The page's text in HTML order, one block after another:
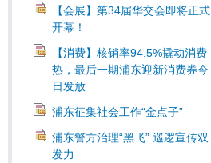
【会展】第34届华交会即将正式
开幕！
【消费】核销率94.5%撬动消费
热，最后一期浦东迎新消费券今
日发放
浦东征集社会工作“金点子”
浦东警方治理“黑飞” 巡逻宣传双
发力